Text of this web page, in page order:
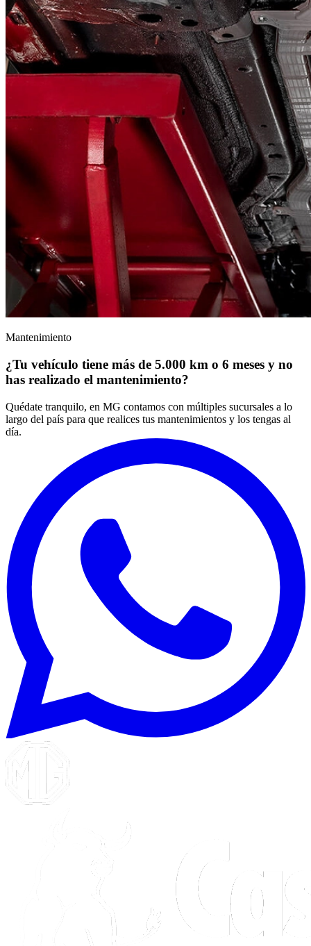
Mantenimiento
¿Tu vehículo tiene más de 5.000 km o 6 meses y no
has realizado el mantenimiento?
Quédate tranquilo, en MG contamos con múltiples sucursales a lo
largo del país para que realices tus mantenimientos y los tengas al
día.